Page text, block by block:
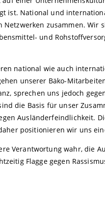
ist. National und
zusammen. Wir
und
national wie auch
unserer Bäko-
sprechen uns jedoch
die Basis für unser
Ausländerfeindlichkeit.
positionieren wir uns
Verantwortung wahr, die
Flagge gegen